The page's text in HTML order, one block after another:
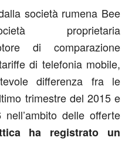
società rumena Bee
proprietaria
di comparazione
di telefonia mobile,
differenza fra le
trimestre del 2015 e
delle offerte
ha registrato un